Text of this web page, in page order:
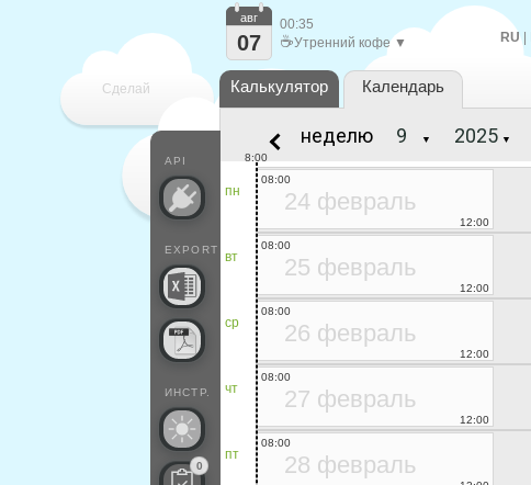
Сделай
каждый
RU|
API
EXPORT
ИНСТР.
0
авг
07
00:35
☕Утренний кофе ▼
Калькулятор Календарь
неделю ▼ ▼
пн
вт
ср
чт
пт
8:00
24 февраль
08:00
12:00
25 февраль
08:00
12:00
26 февраль
08:00
12:00
27 февраль
08:00
12:00
28 февраль
08:00